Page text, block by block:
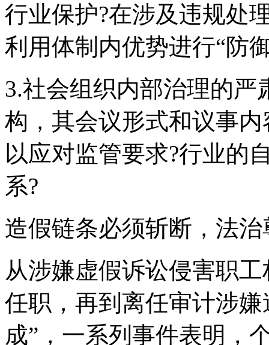
行业保护?在涉及违规处
利用体制内优势进行“防
3.社会组织内部治理的严
构，其会议形式和议事
以应对监管要求?行业的
系?
造假链条必须斩断，法
从涉嫌虚假诉讼侵害职
任职，再到离任审计涉
成”，一系列事件表明，